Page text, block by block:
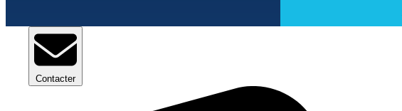
Contacter